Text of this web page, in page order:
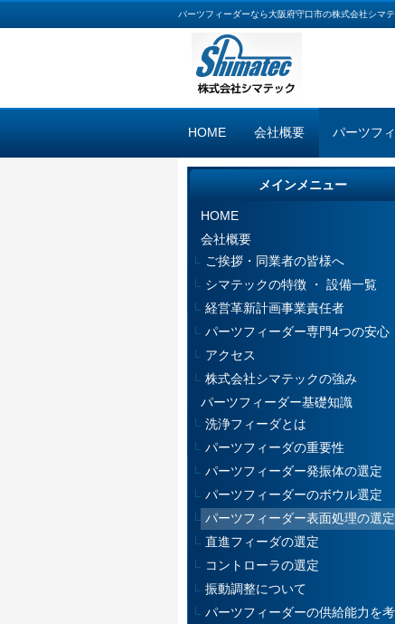
パーツフィーダーなら大阪府守口市の株式会社シマ
HOME 会社概要 パーツフ
メインメニュー
HOME
会社概要
ご挨拶・同業者の皆様へ
シマテックの特徴 ・ 設備一覧
経営革新計画事業責任者
パーツフィーダー専門4つの安心
アクセス
株式会社シマテックの強み
パーツフィーダー基礎知識
洗浄フィーダとは
パーツフィーダの重要性
パーツフィーダー発振体の選定
パーツフィーダーのボウル選定
パーツフィーダー表面処理の選定
直進フィーダの選定
コントローラの選定
振動調整について
パーツフィーダーの供給能力を